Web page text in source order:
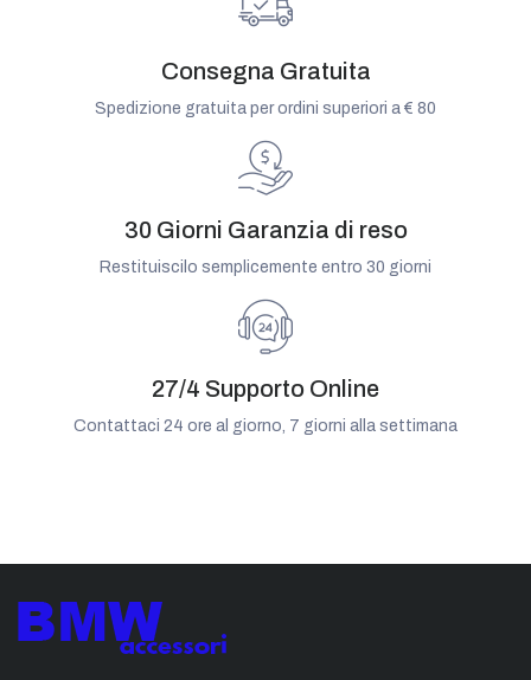
Consegna Gratuita
Spedizione gratuita per ordini superiori a € 80
30 Giorni Garanzia di reso
Restituiscilo semplicemente entro 30 giorni
27/4 Supporto Online
Contattaci 24 ore al giorno, 7 giorni alla settimana